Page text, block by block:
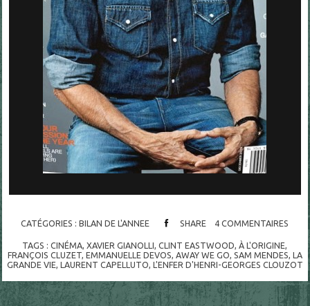
CATÉGORIES : BILAN DE L'ANNEE SHARE 4 COMMENTAIRES
TAGS :CINÉMA,XAVIER GIANOLLI,CLINT EASTWOOD,À L'ORIGINE,
FRANÇOIS CLUZET, EMMANUELLE DEVOS, AWAY WE GO, SAM MENDES, LA
GRANDE VIE, LAURENT CAPELLUTO, L'ENFER D'HENRI-GEORGES CLOUZOT